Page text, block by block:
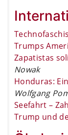
Trumps
Zapatistas
Nowak
Honduras:
Wolfgang
Seefahrt –
Trump und